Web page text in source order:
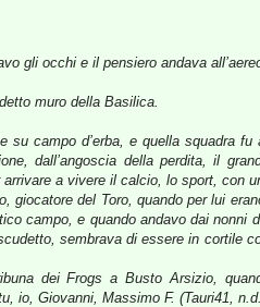
gli occhi e il pensiero andava
muro della Basilica.
campo d’erba, e quella squadra
dall’angoscia della perdita, il
a vivere il calcio, lo sport, con
del Toro, quando per lui
campo, e quando andavo dai nonni
sembrava di essere in cortile
dei Frogs a Busto Arsizio,
io, Giovanni, Massimo F. (Tauri41,